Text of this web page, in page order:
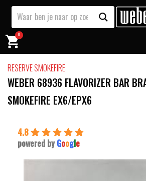
0
RESERVE SMOKEFIRE
WEBER 68936 FLAVORIZER BAR
SMOKEFIRE EX6/EPX6
4.8
powered by Google